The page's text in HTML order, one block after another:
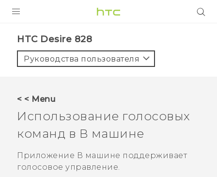
5G
VIVERSE
ПОДДЕРЖКА
HTC Desire 828‎
Руководства пользователя
< < Menu
Использование голосовых
команд в В машине
Приложение В машине поддерживает
голосовое управление.